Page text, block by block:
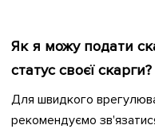
Як я можу подати
статус своєї скарги?
Для швидкого
рекомендуємо